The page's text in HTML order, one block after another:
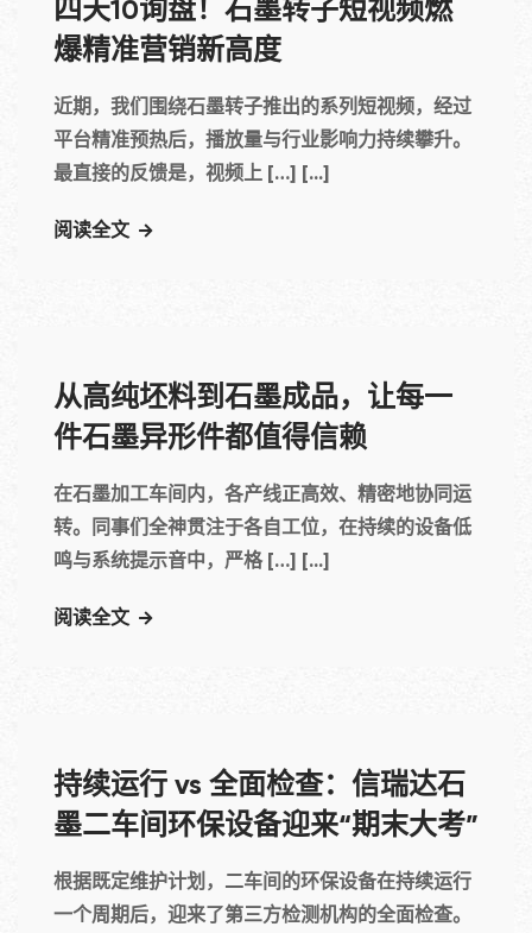
四天10询盘！石墨转子短视频燃
爆精准营销新高度
近期，我们围绕石墨转子推出的系列短视频，经过
平台精准预热后，播放量与行业影响力持续攀升。
最直接的反馈是，视频上 […] [...]
阅读全文
从高纯坯料到石墨成品，让每一
件石墨异形件都值得信赖
在石墨加工车间内，各产线正高效、精密地协同运
转。同事们全神贯注于各自工位，在持续的设备低
鸣与系统提示音中，严格 […] [...]
阅读全文
持续运行 vs 全面检查：信瑞达石
墨二车间环保设备迎来“期末大考”
根据既定维护计划，二车间的环保设备在持续运行
一个周期后，迎来了第三方检测机构的全面检查。